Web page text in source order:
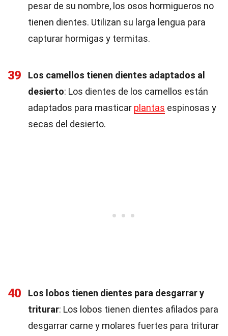
pesar de su nombre, los osos hormigueros no
tienen dientes. Utilizan su larga lengua para
capturar hormigas y termitas.
39
Los camellos tienen dientes adaptados al
desierto: Los dientes de los camellos están
adaptados para masticar plantas espinosas y
secas del desierto.
40
Los lobos tienen dientes para desgarrar y
triturar: Los lobos tienen dientes afilados para
desgarrar carne y molares fuertes para triturar